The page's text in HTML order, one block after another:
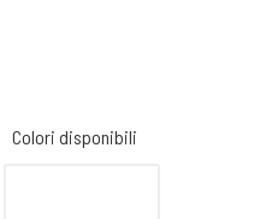
Colori disponibili